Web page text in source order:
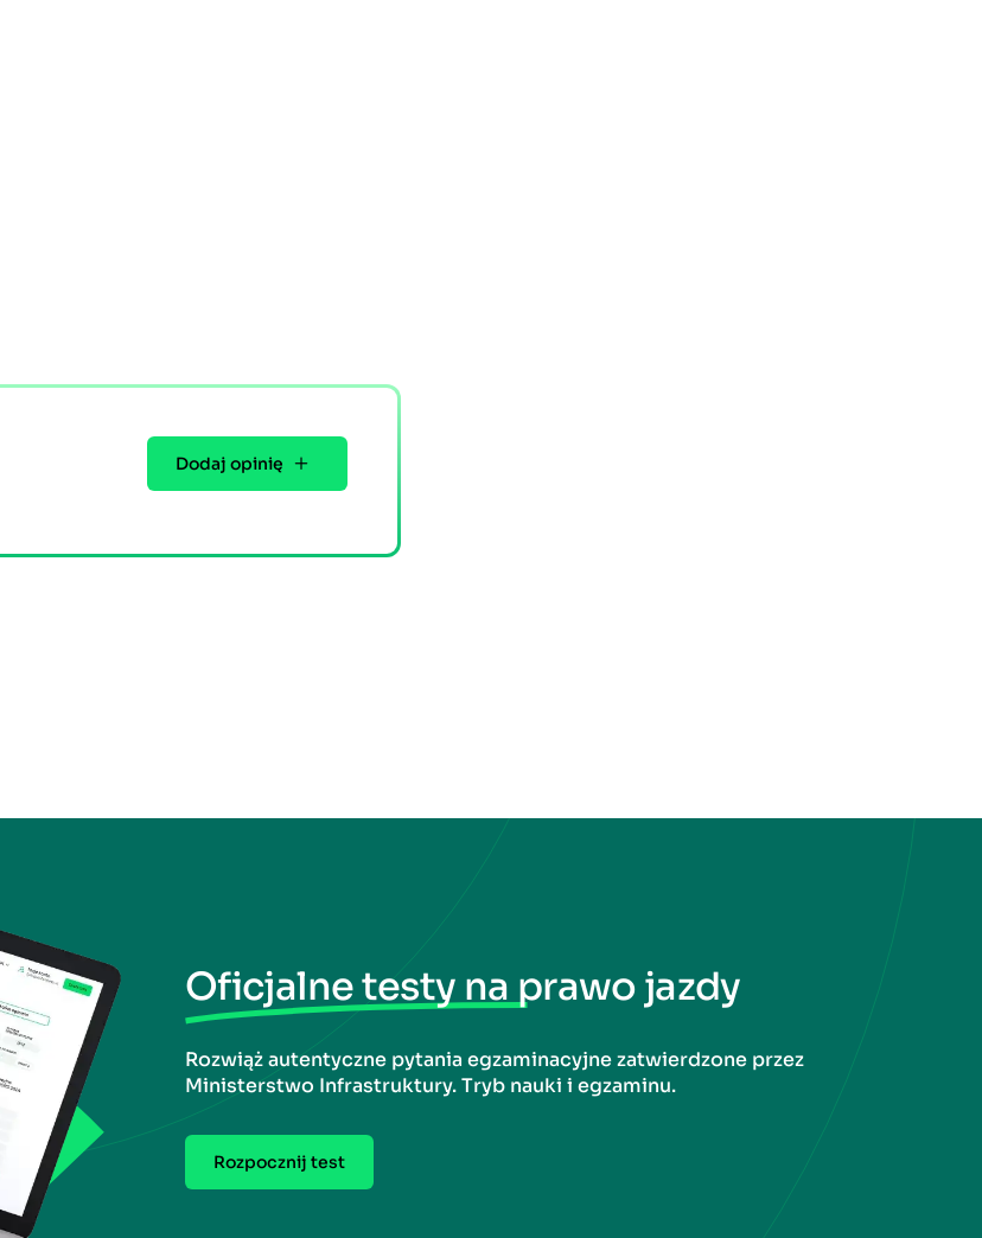
Dodaj opinię
Oficjalne testy na prawo jazdy
Rozwiąż autentyczne pytania egzaminacyjne zatwierdzone przez
Ministerstwo Infrastruktury. Tryb nauki i egzaminu.
Rozpocznij test